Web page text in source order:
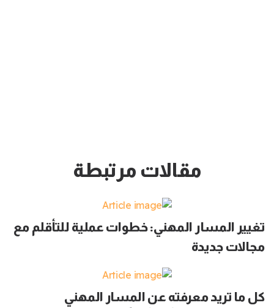
مقالات مرتبطة
تغيير المسار المهني: خطوات عملية للتأقلم مع
مجالات جديدة
كل ما تريد معرفته عن المسار المهني